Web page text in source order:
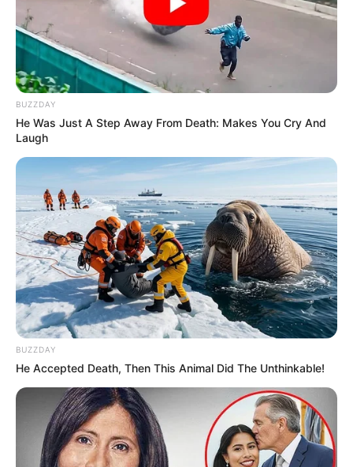
Arboletes espera los
restos de Déibinson
Hurtado, soldado
antioqueño víctima de un
campo minado en
Guaviare
Líder social fue asesinado
en Briceño, Antioquia;
fundaciones
responsabilizan a las
disidencias de las Farc
NOTICIAS ANTIOQUIA
Responsables de asesinar
a un menor de edad y a un
estarían entre los abatidos
en esa zona de Antioquia
ANTIOQUIA
BUZZDAY
He Was Just A Step Away From Death: Makes You Cry And
Laugh
BUZZDAY
He Accepted Death, Then This Animal Did The Unthinkable!